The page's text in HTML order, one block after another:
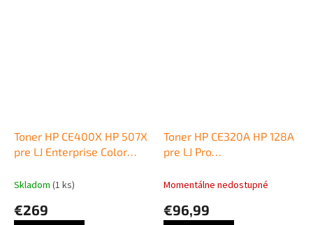
Toner HP CE400X HP 507X
pre LJ Enterprise Color
(11.000 str.)
Skladom (1 ks)
€269
Toner HP CE320A HP 128A
pre LJ Pro
(2.000 str.)
Momentálne nedostupné
€96,99